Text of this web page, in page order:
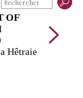
OF
Hêtraie